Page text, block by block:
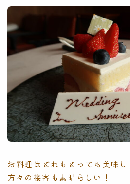
お料理はどれもとっても美味
方々の接客も素晴らしい！